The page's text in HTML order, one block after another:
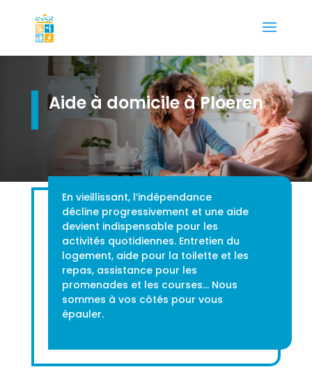
Aide à domicile à Ploeren
En vieillissant, l’indépendance
décline progressivement et une aide
devient indispensable pour les
activités quotidiennes. Entretien du
logement, aide pour la toilette et les
repas, assistance pour les
promenades et les courses… Nous
sommes à vos côtés pour vous
épauler.